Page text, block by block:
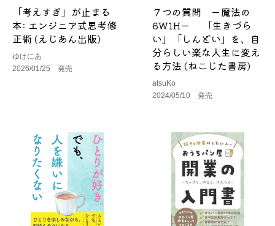
「考えすぎ」が止まる
本: エンジニア式思考修
正術 (えじあん出版)
ゆけにあ
2026/01/25 発売
７つの質問 ー魔法の
6W1Hー 「生きづら
い」「しんどい」を、自
分らしい楽な人生に変え
る方法 (ねこじた書房)
atsuKo
2024/05/10 発売